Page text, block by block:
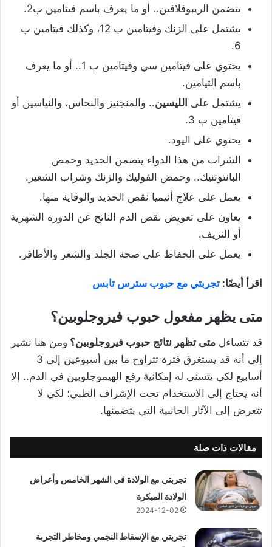
يتضمن الريبوفلافين.. أو ما يعرف باسم فيتامين ب2.
يشتمل على الزنك وفيتامين ب 12، وكذلك فيتامين ب
6.
يحتوي على فيتامين سي وفيتامين ب 1.. أو ما يعرف
باسم الثيامين.
يشتمل على الليسين.. والمنجنيز والنحاس، والنياسين أو
فيتامين ب 3.
يحتوي على اليود.
الشراب من هذا الدواء يتضمن الحديد وحمض
البانتوثنيك.. وحمض الفوليك والزنك وشراب الشعير.
يعمل على علاج أنيميا نقص الحديد والوقاية منها.
يعاون على تعويض نقص الدم الناتج عن الدورة الشهرية
أو النزيف.
يعمل على الحفاظ على صحة الجلد والشعر والأظافر.
اقرأ أيضًا: تجربتي مع حبوب سترس تابس
متى يظهر مفعول حبوب فيروجلوبين؟
قد تتساءل متى تظهر نتائج حبوب فيروجلوبين؟ ومن هنا نشير
إلى أنه قد يستغرق فترة تتراوح ما بين أسبوعين إلى 3
أسابيع لكي يتسنى له إمكانية رفع الهيموجلوبين في الدم.. إلا
أنه يحتاج إلى الاستخدام تحت الإشراف الطبي؛ لكي لا
تتعرض إلى الآثار الجانبية التي يتضمنها.
مقالات ذات صلة
تجربتي مع الولادة في الشهر الخامس وأعراض
الولادة المبكرة
2024-12-02
تجربتي مع الإسقاط النجمي ومخاطر التجربة